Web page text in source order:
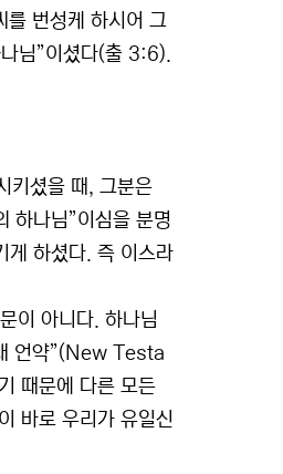
번성케 하시어 그
님”이셨다(출 3:6).
키셨을 때, 그분은
하나님”이심을 분명
게 하셨다. 즉 이스라
이 아니다. 하나님
언약”(New Testa
때문에 다른 모든
바로 우리가 유일신